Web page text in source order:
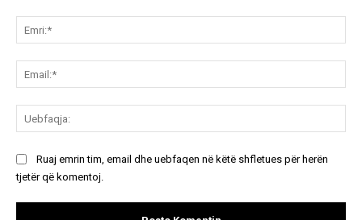
Ruaj emrin tim, email dhe uebfaqen në këtë shfletues për herën
tjetër që komentoj.